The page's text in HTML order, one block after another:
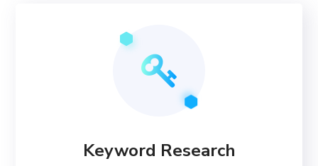
Keyword Research